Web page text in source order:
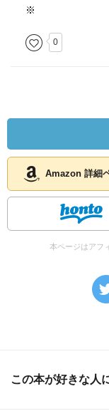
むようになりまし
注目のパス単と
暇ではないので
いる単語は結構
りませんが、違
しているものが
今はプラ単は絶
いち後ろのペー
※
0
Amazon 詳細
本ページはアフ
この本が好きな人